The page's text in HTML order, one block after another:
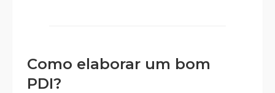
Como elaborar um bom
PDI?